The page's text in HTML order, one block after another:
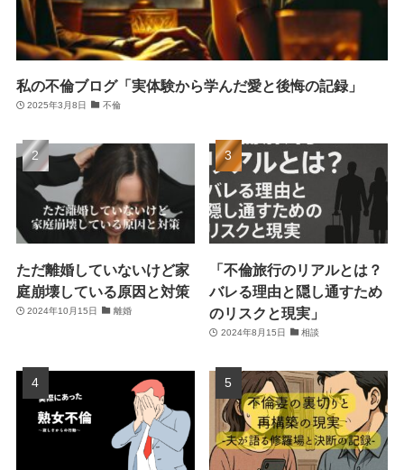
私の不倫ブログ「実体験から学んだ愛と後悔の記録」
2025年3月8日 不倫
ただ離婚していないけど家
庭崩壊している原因と対策
2024年10月15日 離婚
「不倫旅行のリアルとは？
バレる理由と隠し通すため
のリスクと現実」
2024年8月15日 相談